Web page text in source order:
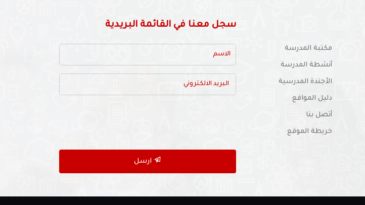
مكتبة المدرسة
أنشطة المدرسة
الأجندة المدرسية
دليل المواقع
أتصل بنا
خريطة الموقع
سجل معنا في القائمة البريدية